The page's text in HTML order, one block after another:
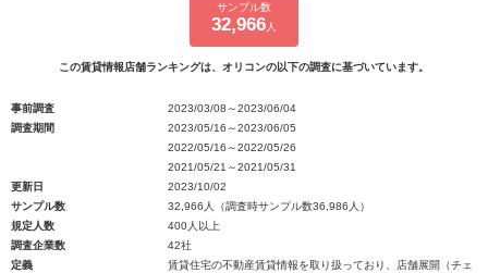
サンプル数
32,966 人
この賃貸情報店舗ランキングは、オリコンの以下の調査に基づいています。
事前調査
2023/03/08～2023/06/04
調査期間
2023/05/16～2023/06/05
2022/05/16～2022/05/26
2021/05/21～2021/05/31
更新日
2023/10/02
サンプル数
32,966人（調査時サンプル数36,986人）
規定人数
400人以上
調査企業数
42社
定義
賃貸住宅の不動産賃貸情報を取り扱っており、店舗展開（チェ